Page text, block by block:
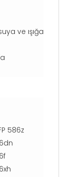
ve ışığa
586z